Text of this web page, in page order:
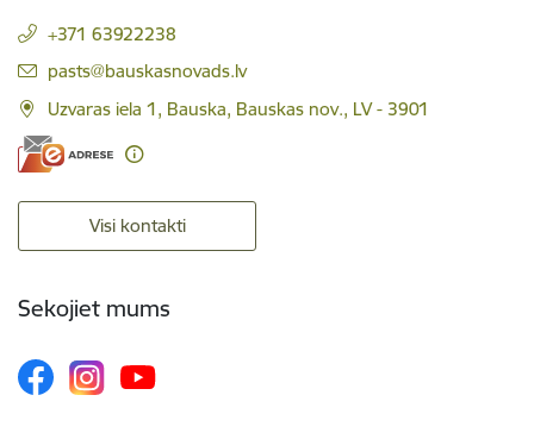
+371 63922238
E-pasts:
pasts@bauskasnovads.lv
Uzvaras iela 1, Bauska, Bauskas nov., LV - 3901
Visi kontakti
Sekojiet mums